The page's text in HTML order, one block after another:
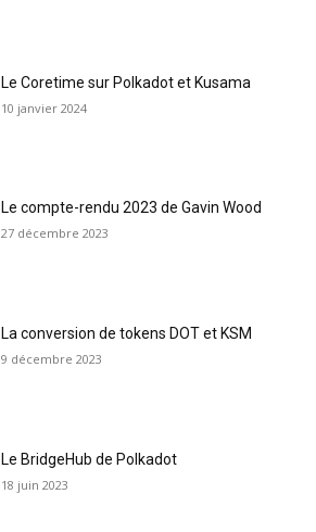
Le Coretime sur Polkadot et Kusama
10 janvier 2024
Le compte-rendu 2023 de Gavin Wood
27 décembre 2023
La conversion de tokens DOT et KSM
9 décembre 2023
Le BridgeHub de Polkadot
18 juin 2023